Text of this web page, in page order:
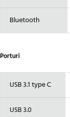
Bluetooth
Porturi
USB 3.1 type C
USB 3.0